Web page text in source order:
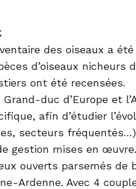
des oiseaux a
d’oiseaux nicheurs
ont été recensées.
duc d’Europe et
afin d’étudier
secteurs
gestion mises en œuvre.
ouverts parsemés de
Ardenne. Avec 4